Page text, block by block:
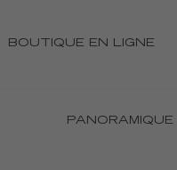
BOUTIQUE EN LIGNE
PANORAMIQUE